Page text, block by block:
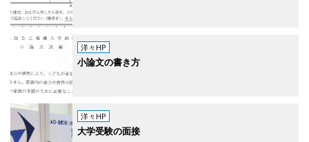
洋々HP
小論文の書き方
洋々HP
大学受験の面接